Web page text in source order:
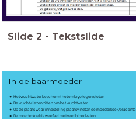
Slide 2 - Tekstslide
In de baarmoeder
Het vruchtwater beschermt het embryo tegen stoten
De vruchtvliezen zitten om het vruchtwater
Op de plaats waar innesteling plaatsvindt zit de moederkoek/placenta
De moederkoek is weefsel met veel bloedvaten